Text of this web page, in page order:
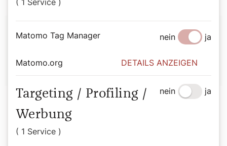
Autor:
( 1 Service )
Matomo Tag Manager nein ja
Matomo.org DETAILS ANZEIGEN
Targeting / Profiling /
Werbung
( 1 Service )
nein ja